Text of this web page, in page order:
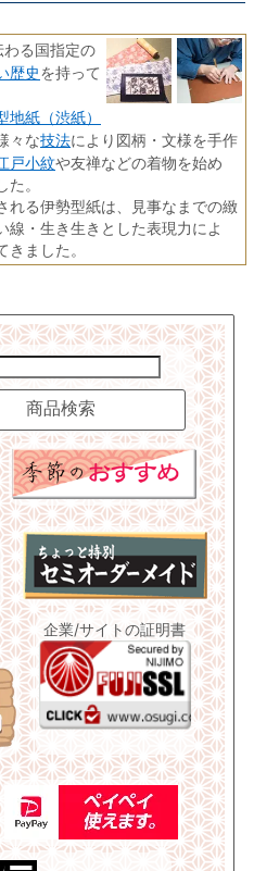
わる国指定の
歴史を持って
地紙（渋紙）
々な技法により図柄・文様を手作
戸小紋や友禅などの着物を始め
。
れる伊勢型紙は、見事なまでの緻
線・生き生きとした表現力によ
きました。
企業/サイトの証明書